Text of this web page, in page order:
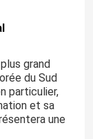
grand
du Sud
particulier,
et sa
une